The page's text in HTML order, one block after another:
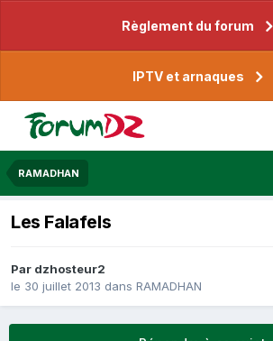
Règlement du forum
IPTV et arnaques
RAMADHAN
Les Falafels
Par dzhosteur2
le 30 juillet 2013 dans RAMADHAN